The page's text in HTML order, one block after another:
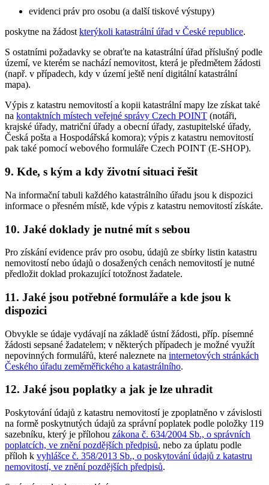
evidenci práv pro osobu (a další tiskové výstupy)
poskytne na žádost kterýkoli katastrální úřad v České republice.
S ostatními požadavky se obraťte na katastrální úřad příslušný podle
území, ve kterém se nachází nemovitost, která je předmětem žádosti
(např. v případech, kdy v území ještě není digitální katastrální
mapa).
Výpis z katastru nemovitostí a kopii katastrální mapy lze získat také
na kontaktních místech veřejné správy Czech POINT (notáři,
krajské úřady, matriční úřady a obecní úřady, zastupitelské úřady,
Česká pošta a Hospodářská komora); výpis z katastru nemovitostí
pak také pomocí webového formuláře Czech POINT (E-SHOP).
9. Kde, s kým a kdy životní situaci řešit
Na informační tabuli každého katastrálního úřadu jsou k dispozici
informace o přesném místě, kde výpis z katastru nemovitostí získáte.
10. Jaké doklady je nutné mít s sebou
Pro získání evidence práv pro osobu, údajů ze sbírky listin katastru
nemovitostí nebo údajů o dosažených cenách nemovitostí je nutné
předložit doklad prokazující totožnost žadatele.
11. Jaké jsou potřebné formuláře a kde jsou k
dispozici
Obvykle se údaje vydávají na základě ústní žádosti, příp. písemné
žádosti sepsané žadatelem; v některých případech je možné využít
nepovinných formulářů, které naleznete na internetových stránkách
Českého úřadu zeměměřického a katastrálního.
12. Jaké jsou poplatky a jak je lze uhradit
Poskytování údajů z katastru nemovitostí je zpoplatněno v závislosti
na formě poskytnutých údajů za správní poplatek podle položky 119
sazebníku, který je přílohou zákona č. 634/2004 Sb., o správních
poplatcích, ve znění pozdějších předpisů, nebo za úplatu podle
příloh k vyhlášce č. 358/2013 Sb., o poskytování údajů z katastru
nemovitostí, ve znění pozdějších předpisů.